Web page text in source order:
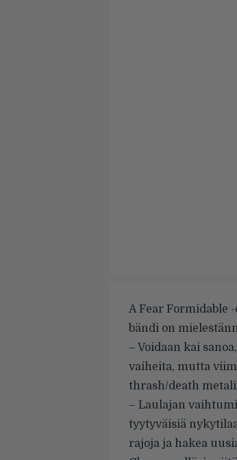
A Fear Formidable
bändi on
– Voidaan kai
vaiheita, mutta
thrash/death
– Laulajan
tyytyväisiä
rajoja ja hakea